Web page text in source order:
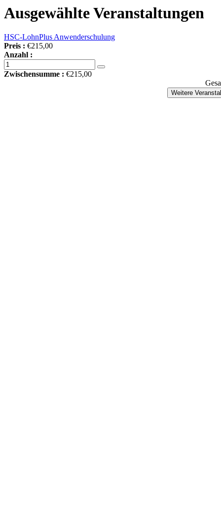
Ausgewählte Veranstaltungen
HSC-LohnPlus Anwenderschulung
Preis : €215,00
Anzahl :
Zwischensumme : €215,00
Weitere